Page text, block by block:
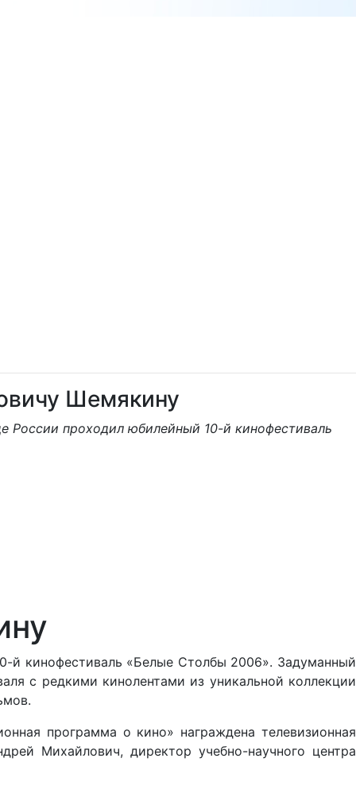
Шемякину
России проходил юбилейный 10-й кинофестиваль
й кинофестиваль «Белые Столбы 2006». Задуманный
с редкими кинолентами из уникальной коллекции
программа о кино» награждена телевизионная
Михайлович, директор учебно-научного центра